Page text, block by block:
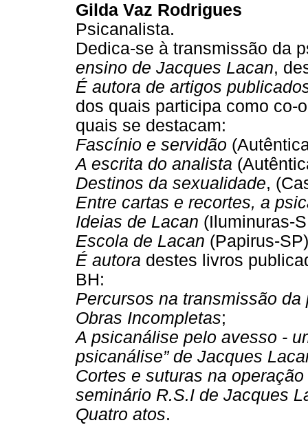
Gilda Vaz Rodrigues
Psicanalista.
Dedica-se à transmissão da
ensino de Jacques Lacan,
É autora de artigos
dos quais participa como co-
quais se destacam:
Fascínio e servidão
A escrita do analista
Destinos da sexualidade,
Entre cartas e recortes, a
Ideias de Lacan (Iluminuras-
Escola de Lacan (Papirus-
É autora destes livros
BH:
Percursos na transmissão da
Obras Incompletas;
A psicanálise pelo avesso -
psicanálise” de Jacques
Cortes e suturas na
seminário R.S.I de Jacques
Quatro atos.